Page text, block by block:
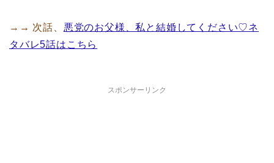
→→ 次話、 悪党のお父様、私と結婚してください♡ネ
タバレ5話はこちら
スポンサーリンク